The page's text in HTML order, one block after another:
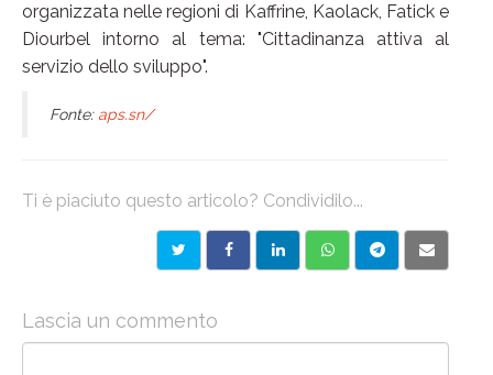
organizzata nelle regioni di Kaffrine, Kaolack, Fatick e
Diourbel intorno al tema: "Cittadinanza attiva al
servizio dello sviluppo".
Fonte: aps.sn/
Ti è piaciuto questo articolo? Condividilo...
Lascia un commento